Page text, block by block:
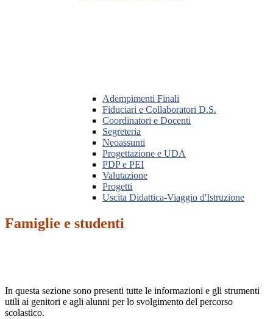
Adempimenti Finali
Fiduciari e Collaboratori D.S.
Coordinatori e Docenti
Segreteria
Neoassunti
Progettazione e UDA
PDP e PEI
Valutazione
Progetti
Uscita Didattica-Viaggio d'Istruzione
Famiglie e studenti
In questa sezione sono presenti tutte le informazioni e gli strumenti
utili ai genitori e agli alunni per lo svolgimento del percorso
scolastico.